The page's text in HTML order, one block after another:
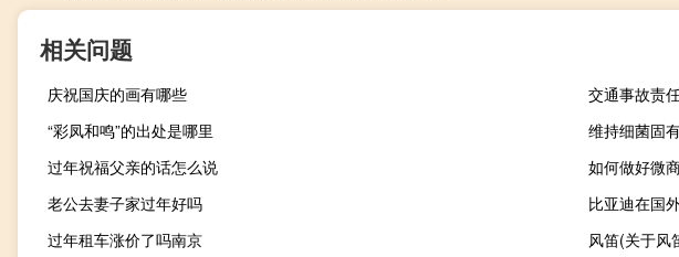
相关问题
庆祝国庆的画有哪些
交通事故责
“彩凤和鸣”的出处是哪里
维持细菌固
过年祝福父亲的话怎么说
如何做好微
老公去妻子家过年好吗
比亚迪在国
过年租车涨价了吗南京
风笛(关于风